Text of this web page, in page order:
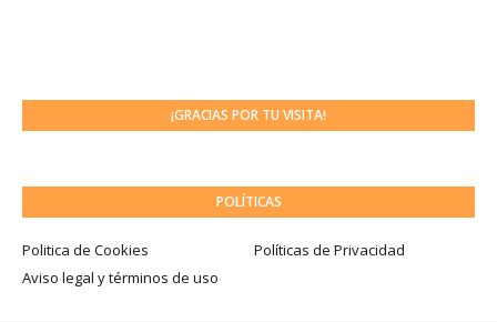
¡GRACIAS POR TU VISITA!
POLÍTICAS
Politica de Cookies
Políticas de Privacidad
Aviso legal y términos de uso